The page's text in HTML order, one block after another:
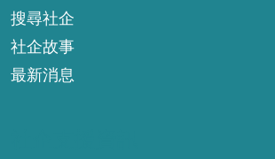
搜尋社企
社企故事
最新消息